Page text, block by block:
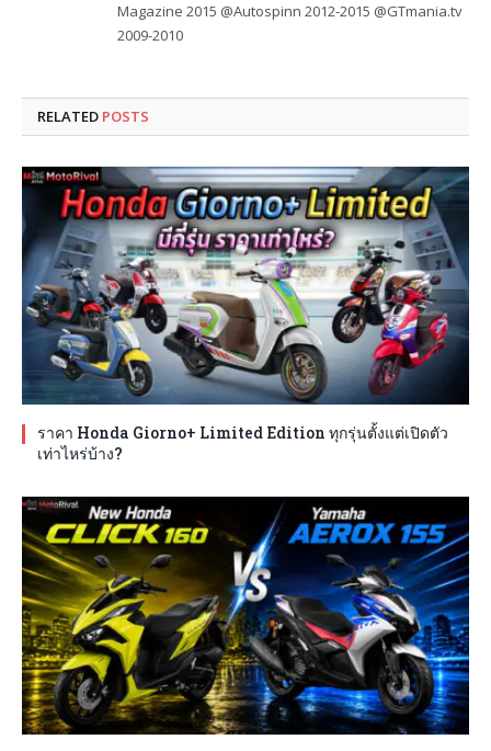
Magazine 2015 @Autospinn 2012-2015 @GTmania.tv
2009-2010
RELATED POSTS
ราคา Honda Giorno+ Limited Edition ทุกรุ่นตั้งแต่เปิดตัว
เท่าไหร่บ้าง?